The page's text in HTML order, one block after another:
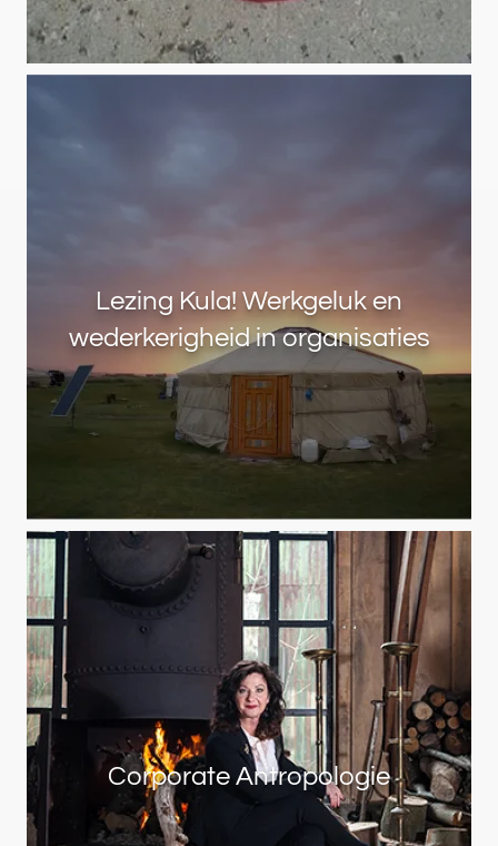
Lezing Kula! Werkgeluk en
wederkerigheid in organisaties
Corporate Antropologie